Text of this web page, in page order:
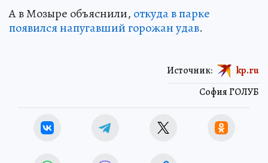
А в Мозыре объяснили, откуда в парке
появился напугавший горожан удав.
София ГОЛУБ
Источник: kp.ru